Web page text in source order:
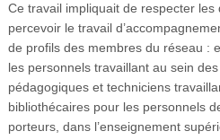
Ce travail impliquait de respecter les
percevoir le travail
de profils des membres du réseau :
les personnels travaillant au sein
pédagogiques et techniciens
bibliothécaires pour les personnels
porteurs, dans l’enseignement